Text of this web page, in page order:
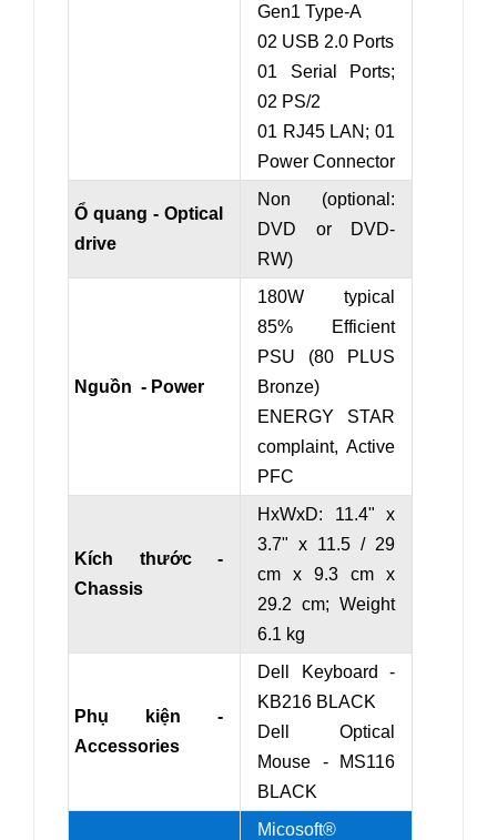
Gen1 Type-A
02 USB 2.0 Ports
01 Serial Ports;
02 PS/2
01 RJ45 LAN; 01
Power Connector
Ổ quang - Optical
drive
Non (optional:
DVD or DVD-
RW)
Nguồn - Power
180W typical
85% Efficient
PSU (80 PLUS
Bronze)
ENERGY STAR
complaint, Active
PFC
Kích thước -
Chassis
HxWxD: 11.4" x
3.7" x 11.5 / 29
cm x 9.3 cm x
29.2 cm; Weight
6.1 kg
Phụ kiện -
Accessories
Dell Keyboard -
KB216 BLACK
Dell Optical
Mouse - MS116
BLACK
Micosoft®